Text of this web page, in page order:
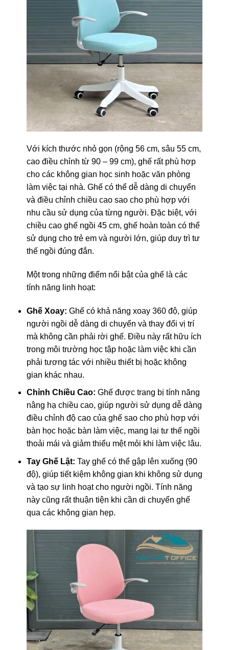
Với kích thước nhỏ gọn (rộng 56 cm, sâu 55 cm,
cao điều chỉnh từ 90 – 99 cm), ghế rất phù hợp
cho các không gian học sinh hoặc văn phòng
làm việc tại nhà. Ghế có thể dễ dàng di chuyển
và điều chỉnh chiều cao sao cho phù hợp với
nhu cầu sử dụng của từng người. Đặc biệt, với
chiều cao ghế ngồi 45 cm, ghế hoàn toàn có thể
sử dụng cho trẻ em và người lớn, giúp duy trì tư
thế ngồi đúng đắn.
Một trong những điểm nổi bật của ghế là các
tính năng linh hoạt:
Ghế Xoay: Ghế có khả năng xoay 360 độ, giúp
người ngồi dễ dàng di chuyển và thay đổi vị trí
mà không cần phải rời ghế. Điều này rất hữu ích
trong môi trường học tập hoặc làm việc khi cần
phải tương tác với nhiều thiết bị hoặc không
gian khác nhau.
Chỉnh Chiều Cao: Ghế được trang bị tính năng
nâng hạ chiều cao, giúp người sử dụng dễ dàng
điều chỉnh độ cao của ghế sao cho phù hợp với
bàn học hoặc bàn làm việc, mang lại tư thế ngồi
thoải mái và giảm thiểu mệt mỏi khi làm việc lâu.
Tay Ghế Lật: Tay ghế có thể gập lên xuống (90
độ), giúp tiết kiệm không gian khi không sử dụng
và tạo sự linh hoạt cho người ngồi. Tính năng
này cũng rất thuận tiện khi cần di chuyển ghế
qua các không gian hẹp.